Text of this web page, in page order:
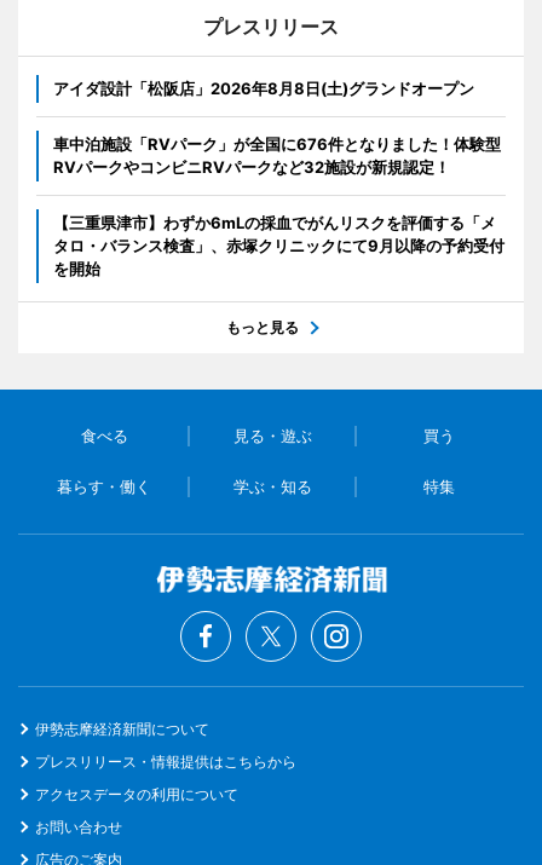
プレスリリース
アイダ設計「松阪店」2026年8月8日(土)グランドオープン
車中泊施設「RVパーク」が全国に676件となりました！体験型
RVパークやコンビニRVパークなど32施設が新規認定！
【三重県津市】わずか6mLの採血でがんリスクを評価する「メ
タロ・バランス検査」、赤塚クリニックにて9月以降の予約受付
を開始
もっと見る
食べる 見る・遊ぶ 買う
暮らす・働く 学ぶ・知る 特集
伊勢志摩経済新聞について
プレスリリース・情報提供はこちらから
アクセスデータの利用について
お問い合わせ
広告のご案内